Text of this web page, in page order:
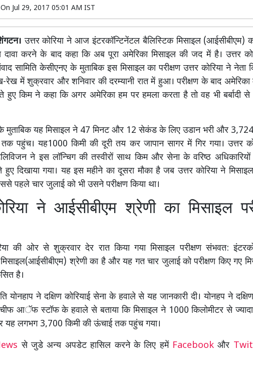
Jul 29, 2017 05:01 AM IST
उत्तर कोरिया ने आज इंटरकॉन्टिनेंटल बैलिस्टिक मिसाइल
दावा करने के बाद कहा कि अब पूरा अमेरिका मिसाइल की जद में है। उत्तर
सामिति केसीएनए के मुताबिक इस मिसाइल का परीक्षण उत्तर कोरिया ने नेता
में शुक्रवार और शनिवार की दरम्यानी रात में हुआ। परीक्षण के बाद
हुए किम ने कहा कि अगर अमेरिका हम पर हमला करता है तो वह भी बर्बादी
मुताबिक यह मिसाइल ने 47 मिनट और 12 सेकंड के लिए उडान भरी और
पहुंच। यह1000 किमी की दूरी तय कर जापान सागर में गिर गया। उत्तर
ने इस लॉन्चिग की तस्वीरों साथ किम और सेना के वरिष्ठ
दिखाया गया। यह इस महीने का दूसरा मौका है जब उत्तर कोरिया ने मिसाइल
पहले चार जुलाई को भी उसने परीक्षण किया था।
ने आईसीबीएम श्रेणी का मिसाइल
की ओर से शुक्रवार देर रात किया गया मिसाइल परीक्षण संभवत:
श्रेणी का है और यह गत चार जुलाई को परीक्षण किए गए
है।
योनहाप ने दक्षिण कोरियाई सेना के हवाले से यह जानकारी दी। योनहप ने
आॅफ स्टॉफ के हवाले से बताया कि मिसाइल ने 1000 किलोमीटर से ज्यादा
लगभग 3,700 किमी की ऊंचाई तक पहुंच गया।
से जुडे अन्य अपडेट हासिल करने के लिए हमें Facebookऔर